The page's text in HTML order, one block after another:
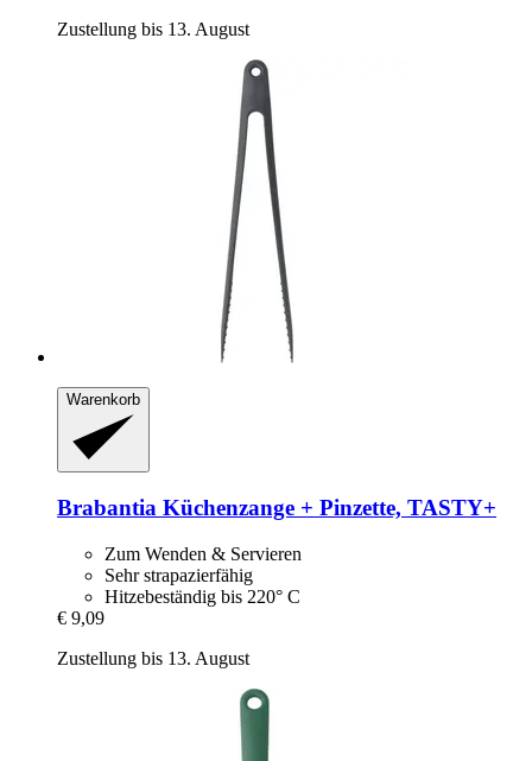
Zustellung bis 13. August
Warenkorb
Brabantia Küchenzange + Pinzette, TASTY+
Zum Wenden & Servieren
Sehr strapazierfähig
Hitzebeständig bis 220° C
€ 9,09
Zustellung bis 13. August